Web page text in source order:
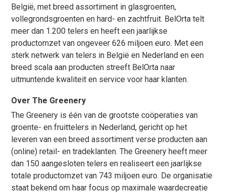
België, met breed assortiment in glasgroenten,
vollegrondsgroenten en hard- en zachtfruit. BelOrta telt
meer dan 1.200 telers en heeft een jaarlijkse
productomzet van ongeveer 626 miljoen euro. Met een
sterk netwerk van telers in België en Nederland en een
breed scala aan producten streeft BelOrta naar
uitmuntende kwaliteit en service voor haar klanten.
Over The Greenery
The Greenery is één van de grootste coöperaties van
groente- en fruittelers in Nederland, gericht op het
leveren van een breed assortiment verse producten aan
(online) retail- en tradeklanten. The Greenery heeft meer
dan 150 aangesloten telers en realiseert een jaarlijkse
totale productomzet van 743 miljoen euro. De organisatie
staat bekend om haar focus op maximale waardecreatie